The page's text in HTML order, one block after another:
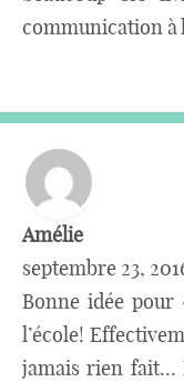
communication à
Amélie
septembre 23,
Bonne idée pour
l’école!
jamais rien fait…